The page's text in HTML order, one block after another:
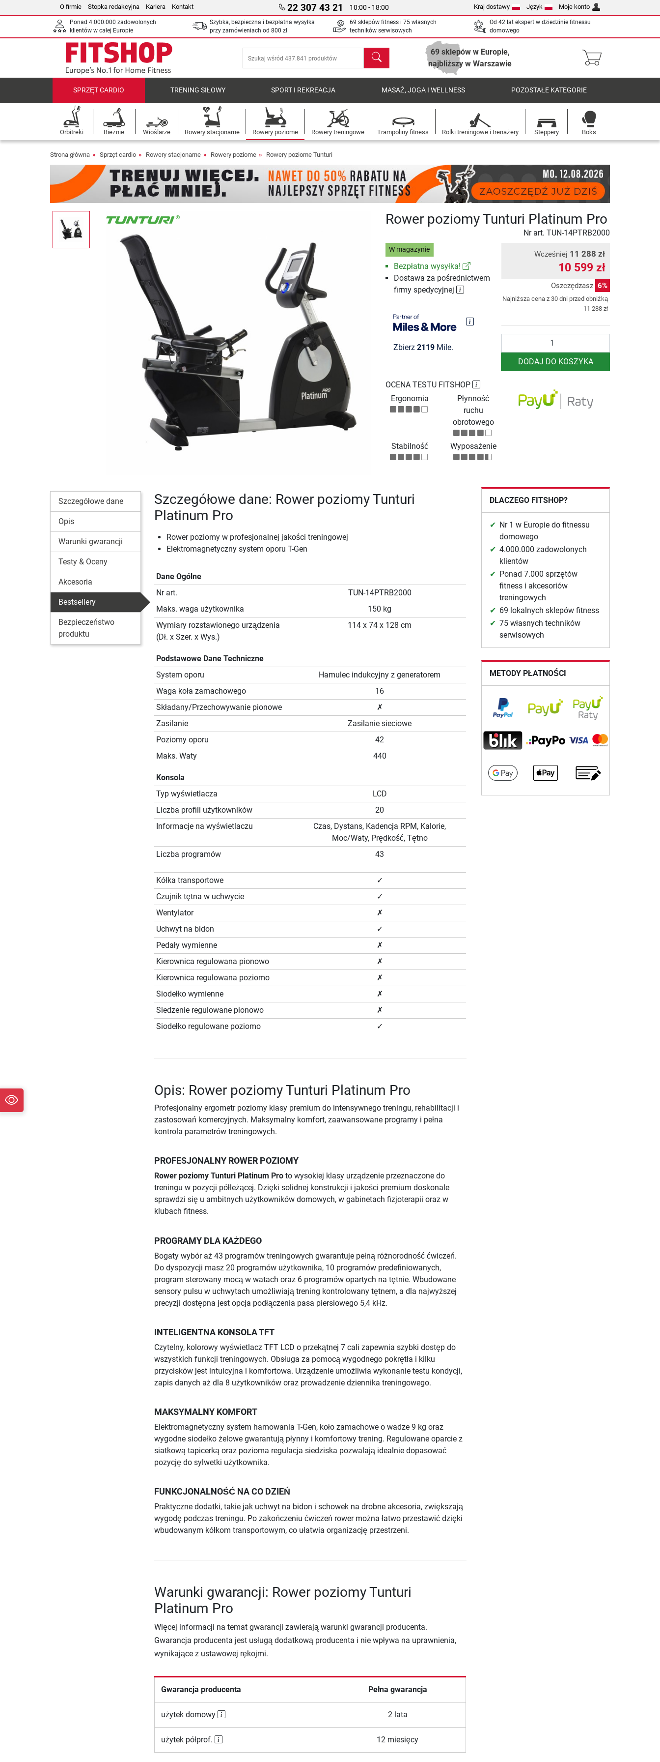
O firmie Stopka redakcyjna Kariera Kontakt 22 307 43 21 10:00 - 18:00 Kraj dostawy Język Moje konto
Ponad 4.000.000 zadowolonych
klientów w całej Europie
Szybka, bezpieczna i bezpłatna wysyłka
przy zamówieniach od 800 zł
69 sklepów fitness i 75 własnych
techników serwisowych
Od 42 lat ekspert w dziedzinie fitnessu
domowego
Szukaj
69 sklepów w Europie,
najbliższy w Warszawie
SPRZĘT CARDIO TRENING SIŁOWY SPORT I REKREACJA MASAŻ, JOGA I WELLNESS POZOSTAŁE KATEGORIE
Orbitreki Bieżnie Wioślarze Rowery stacjonarne Rowery poziome Rowery treningowe Trampoliny fitness Rolki treningowe i trenażery Steppery Boks
Strona główna Sprzęt cardio Rowery stacjonarne Rowery poziome Rowery poziome Tunturi
Rower poziomy Tunturi Platinum Pro
Nr art. TUN-14PTRB2000
W magazynie
Bezpłatna wysyłka!
Dostawa za pośrednictwem
firmy spedycyjnej
Zbierz 2119Mile.
Wcześniej 11 288 zł
10 599 zł
Oszczędzasz 6%
Najniższa cena z 30 dni przed obniżką
11 288 zł
DODAJ DO KOSZYKA
OCENA TESTU FITSHOP
Ergonomia
Płynność
ruchu
obrotowego
Stabilność Wyposażenie
Szczegółowe dane
Opis
Warunki gwarancji
Testy & Oceny
Akcesoria
Bestsellery
Bezpieczeństwo
produktu
Szczegółowe dane: Rower poziomy Tunturi
Platinum Pro
Rower poziomy w profesjonalnej jakości treningowej
Elektromagnetyczny system oporu T-Gen
Dane Ogólne
Nr art.
TUN-14PTRB2000
Maks. waga użytkownika
150 kg
Wymiary rozstawionego urządzenia
(Dł. x Szer. x Wys.)
114 x 74 x 128 cm
Podstawowe Dane Techniczne
System oporu
Hamulec indukcyjny z generatorem
Waga koła zamachowego
16
Składany/Przechowywanie pionowe
✗
Zasilanie
Zasilanie sieciowe
Poziomy oporu
42
Maks. Waty
440
Konsola
Typ wyświetlacza
LCD
Liczba profili użytkowników
20
Informacje na wyświetlaczu
Czas, Dystans, Kadencja RPM, Kalorie,
Moc/Waty, Prędkość, Tętno
Liczba programów
43
Kółka transportowe
✓
Czujnik tętna w uchwycie
✓
Wentylator
✗
Uchwyt na bidon
✓
Pedały wymienne
✗
Kierownica regulowana pionowo
✗
Kierownica regulowana poziomo
✗
Siodełko wymienne
✗
Siedzenie regulowane pionowo
✗
Siodełko regulowane poziomo
✓
Opis: Rower poziomy Tunturi Platinum Pro
Profesjonalny ergometr poziomy klasy premium do intensywnego treningu, rehabilitacji i
zastosowań komercyjnych. Maksymalny komfort, zaawansowane programy i pełna
kontrola parametrów treningowych.
PROFESJONALNY ROWER POZIOMY
Rower poziomy Tunturi Platinum Proto wysokiej klasy urządzenie przeznaczone do
treningu w pozycji półleżącej. Dzięki solidnej konstrukcji i jakości premium doskonale
sprawdzi się u ambitnych użytkowników domowych, w gabinetach fizjoterapii oraz w
klubach fitness.
PROGRAMY DLA KAŻDEGO
Bogaty wybór aż 43 programów treningowych gwarantuje pełną różnorodność ćwiczeń.
Do dyspozycji masz 20 programów użytkownika, 10 programów predefiniowanych,
program sterowany mocą w watach oraz 6 programów opartych na tętnie. Wbudowane
sensory pulsu w uchwytach umożliwiają trening kontrolowany tętnem, a dla najwyższej
precyzji dostępna jest opcja podłączenia pasa piersiowego 5,4 kHz.
INTELIGENTNA KONSOLA TFT
Czytelny, kolorowy wyświetlacz TFT LCD o przekątnej 7 cali zapewnia szybki dostęp do
wszystkich funkcji treningowych. Obsługa za pomocą wygodnego pokrętła i kilku
przycisków jest intuicyjna i komfortowa. Urządzenie umożliwia wykonanie testu kondycji,
zapis danych aż dla 8 użytkowników oraz prowadzenie dziennika treningowego.
MAKSYMALNY KOMFORT
Elektromagnetyczny system hamowania T-Gen, koło zamachowe o wadze 9 kg oraz
wygodne siodełko żelowe gwarantują płynny i komfortowy trening. Regulowane oparcie z
siatkową tapicerką oraz pozioma regulacja siedziska pozwalają idealnie dopasować
pozycję do sylwetki użytkownika.
FUNKCJONALNOŚĆ NA CO DZIEŃ
Praktyczne dodatki, takie jak uchwyt na bidon i schowek na drobne akcesoria, zwiększają
wygodę podczas treningu. Po zakończeniu ćwiczeń rower można łatwo przestawić dzięki
wbudowanym kółkom transportowym, co ułatwia organizację przestrzeni.
Warunki gwarancji: Rower poziomy Tunturi
Platinum Pro
Więcej informacji na temat gwarancji zawierają warunki gwarancji producenta.
Gwarancja producenta jest usługą dodatkową producenta i nie wpływa na uprawnienia,
wynikające z ustawowej rękojmi.
Gwarancja producenta Pełna gwarancja
użytek domowy 2 lata
użytek półprof. 12 miesięcy
DLACZEGO FITSHOP?
Nr 1 w Europie do fitnessu
domowego
4.000.000 zadowolonych
klientów
Ponad 7.000 sprzętów
fitness i akcesoriów
treningowych
69 lokalnych sklepów fitness
75 własnych techników
serwisowych
METODY PŁATNOŚCI